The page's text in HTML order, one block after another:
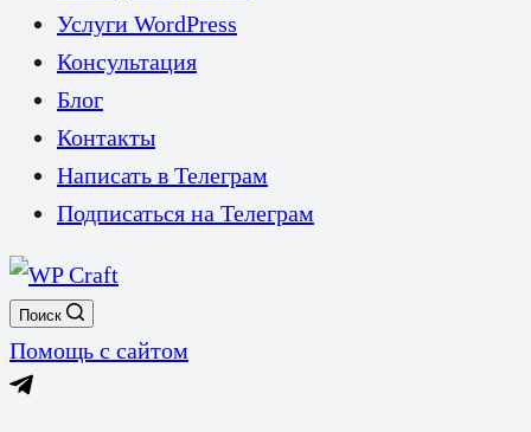
Услуги WordPress
Консультация
Блог
Контакты
Написать в Телеграм
Подписаться на Телеграм
Поиск
Помощь с сайтом